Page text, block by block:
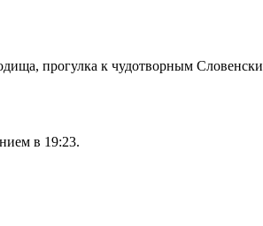
прогулка к чудотворным
в 19:23.